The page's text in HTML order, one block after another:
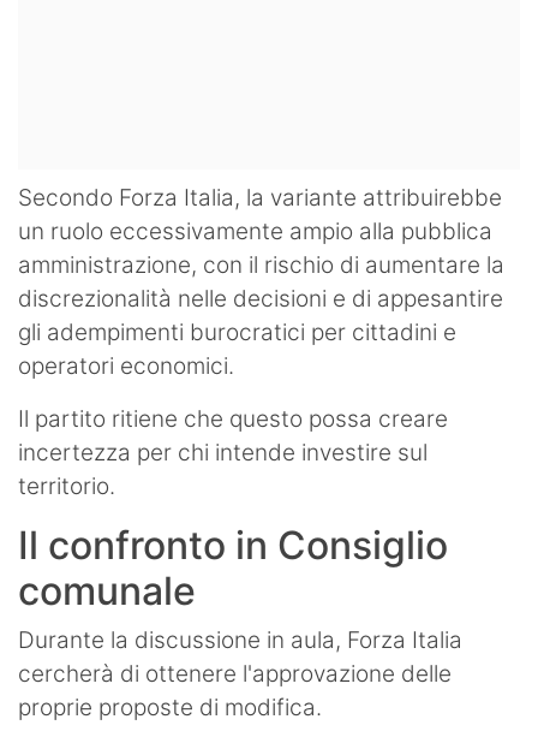
Secondo Forza Italia, la variante attribuirebbe
un ruolo eccessivamente ampio alla pubblica
amministrazione, con il rischio di aumentare la
discrezionalità nelle decisioni e di appesantire
gli adempimenti burocratici per cittadini e
operatori economici.
Il partito ritiene che questo possa creare
incertezza per chi intende investire sul
territorio.
Il confronto in Consiglio
comunale
Durante la discussione in aula, Forza Italia
cercherà di ottenere l'approvazione delle
proprie proposte di modifica.